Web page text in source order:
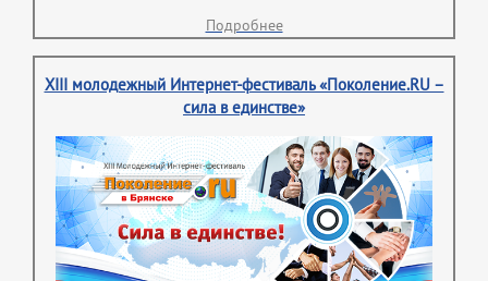
Подробнее
XIII молодежный Интернет-фестиваль «Поколение.RU –
сила в единстве»